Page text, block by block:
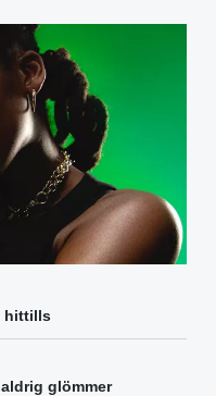
hittills
glömmer